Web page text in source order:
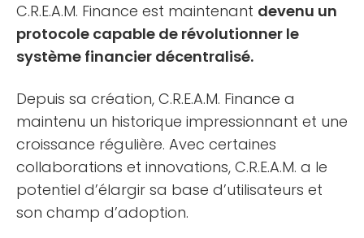
C.R.E.A.M. Finance est maintenant devenu un
protocole capable de révolutionner le
système financier décentralisé.
Depuis sa création, C.R.E.A.M. Finance a
maintenu un historique impressionnant et une
croissance régulière. Avec certaines
collaborations et innovations, C.R.E.A.M. a le
potentiel d’élargir sa base d’utilisateurs et
son champ d’adoption.